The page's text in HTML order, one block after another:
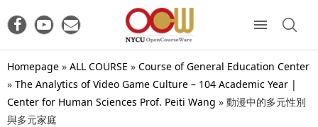
Homepage » ALL COURSE » Course of General Education Center
» The Analytics of Video Game Culture – 104 Academic Year |
Center for Human Sciences Prof. Peiti Wang » 動漫中的多元性別
與多元家庭